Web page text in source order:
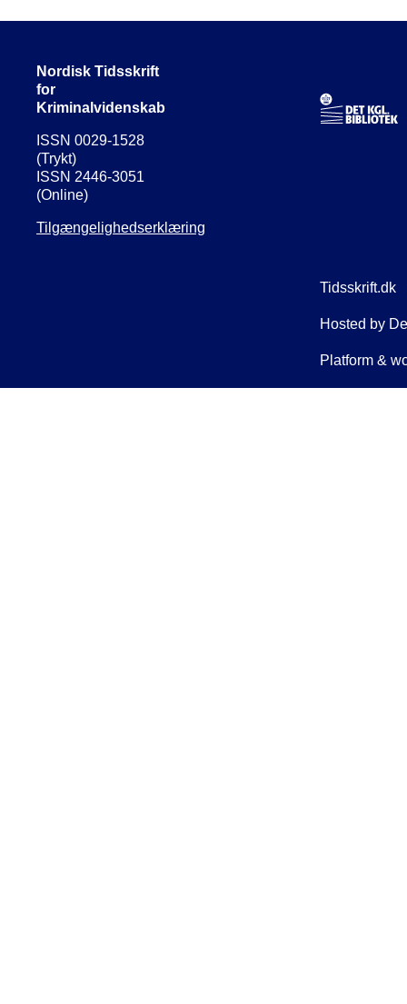
Nordisk Tidsskrift
for
Kriminalvidenskab
ISSN 0029-1528
(Trykt)
ISSN 2446-3051
(Online)
Tilgængelighedserklæring